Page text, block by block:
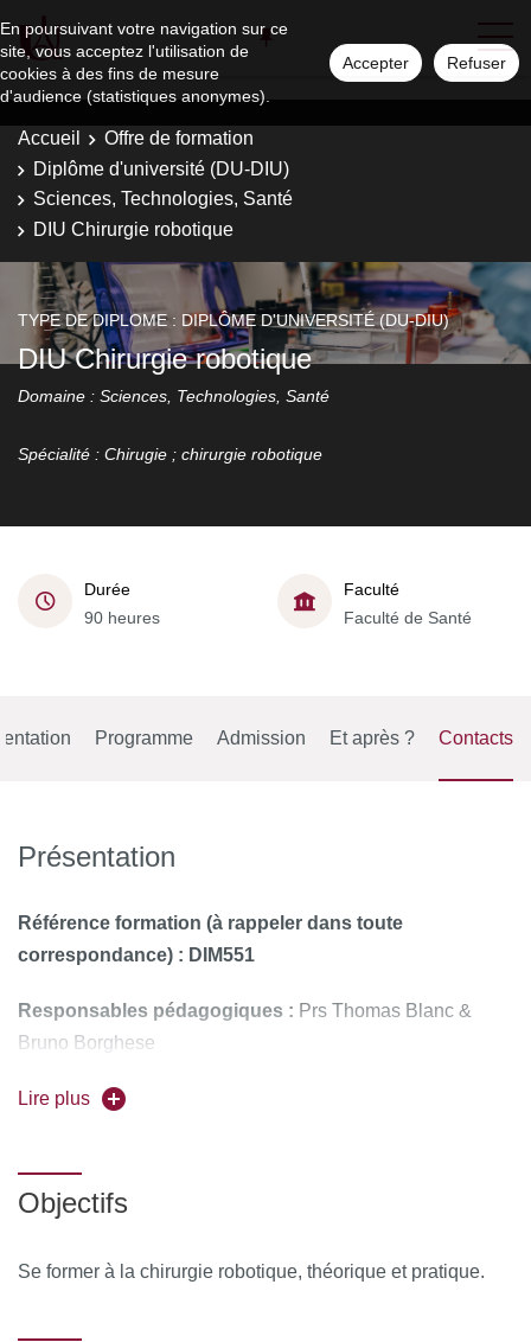
En poursuivant votre navigation sur ce
site, vous acceptez l'utilisation de
cookies à des fins de mesure
d'audience (statistiques anonymes).
Accepter Refuser
Accueil
Offre de formation
Diplôme d'université (DU-DIU)
Sciences, Technologies, Santé
DIU Chirurgie robotique
TYPE DE DIPLOME : DIPLÔME D'UNIVERSITÉ (DU-DIU)
DIU Chirurgie robotique
Domaine : Sciences, Technologies, Santé
Spécialité : Chirugie ; chirurgie robotique
Durée
90 heures
Faculté
Faculté de Santé
Programme Admission Et après ? Contacts
Présentation
Référence formation (à rappeler dans toute
correspondance) : DIM551
Responsables pédagogiques : Prs Thomas Blanc &
Bruno Borghese
Forme de l'enseignement :
Pour vous inscrire, déposez votre candidature sur
Lire plus
Objectifs
Se former à la chirurgie robotique, théorique et pratique.